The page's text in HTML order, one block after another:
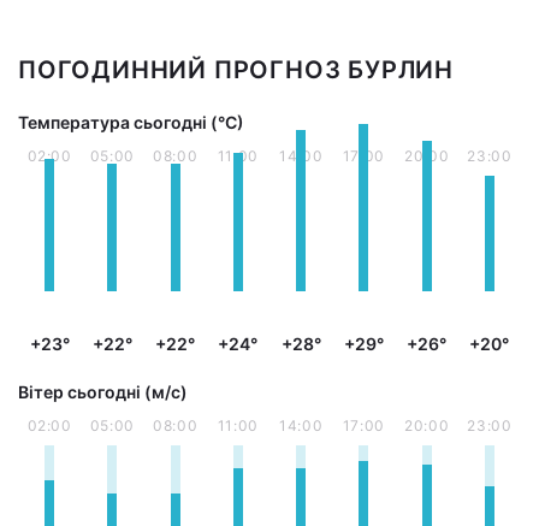
ПОГОДИННИЙ ПРОГНОЗ БУРЛИН
Температура сьогодні (°С)
02:00
+23°
05:00
+22°
08:00
+22°
11:00
+24°
14:00
+28°
17:00
+29°
20:00
+26°
23:00
+20°
Вітер сьогодні (м/с)
02:00 05:00 08:00 11:00 14:00 17:00 20:00 23:00